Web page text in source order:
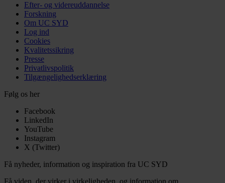
Efter- og videreuddannelse
Forskning
Om UC SYD
Log ind
Cookies
Kvalitetssikring
Presse
Privatlivspolitik
Tilgængelighedserklæring
Følg os her
Facebook
LinkedIn
YouTube
Instagram
X (Twitter)
Få nyheder, information og inspiration fra UC SYD